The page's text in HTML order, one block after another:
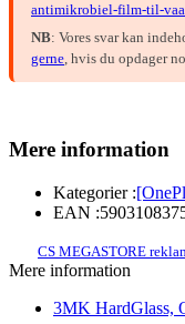
antimikrobiel-film-til-
NB: Vores svar kan
gerne, hvis du opdager
Mere information
Kategorier :
EAN :
CS MEGASTORE
Mere information
3MK HardGlass,